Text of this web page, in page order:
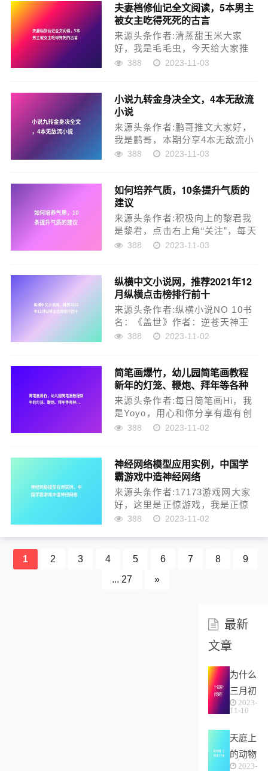
很简到，在赤月挂图爆率极高，
二转小白就推荐去潘夜三层，开
个福利守卫半小时左右能到二
转，有些小伙伴会...
夫妻档修仙记全文阅读，5本男主
被女主吃得死死的古言
来源头条作者:清蒸甜玉米大家
好，我是毛毛虫，今天给大家推
荐5本男主被女主吃得死死的古
略》作者：漪光书评：女追男，
女主夜怀央小时候被男主救过，
又加上男主威名远扬，自此一直
惦记着要还男主这个...
388 2023-11-03
小说九转金身决全文，4本无敌流
小说
来源头条作者:鹏哥推文大家好，
我是鹏哥，本期分享4本无敌流小
说，主角行事果断，剧情精彩带
者：超喜欢吃辣椒 字数：104万
已完本短评：签到无敌流精品，
穿越到大荒世界，从一个藏书阁
小杂...
388 2023-11-03
如何培养气质，10条提升气质的
建议
来源头条作者:积极向上的黎君我
是黎君，点击右上角“关注”，每天
为您分享自媒体和个人成长心
偶尔我们会见到一些让人惊艳的
人，为什么对方容貌不如自己，
但就是感觉对方给人一种不一样
的感觉，觉得...
388 2023-11-03
纵横中文小说网，推荐2021年12
月纵横点击榜排行前十
来源头条作者:纵横小说NO 10书
名：《盖世》作者：逆苍天神王
重生，再续传说！NO 9书名：
一仙。NO 8书名：《最强战神》
作者：烈焰滔滔五年前，血染军
装，换一身战功！ 五年后，携无
尽...
388 2023-11-02
简笔画爆竹，幼儿园简笔画教程
新年的灯笼、鞭炮、拜年等各种
过节习俗集合
来源头条作者:每日简笔画Hi，我
是Yoyo，用心和你分享有趣有创
意又实用的简笔画教程，让你作
就大画家！借着新年的余温让孩
子了解一些新年的各种习俗吧福
利：在公众号输入「简笔画」获
取百篇...
388 2023-11-02
神经网络模型应用实例，中国学
霸游戏中造神经网络
来源头条作者:17173游戏网大家
好，这里是正惊游戏，我是正惊
小弟。这年头各行各业都在卷，
是大神了，后来做会跑的辆汽车
工厂才有资格做大神，如今有个
388 2023-11-02
1 2 3 4 5 6 7 8
9
... 27
»
最新
文章
为什么
三月初
一的女
好(农
村俗语
2023-
11-10
天庭上
的动物
2023-